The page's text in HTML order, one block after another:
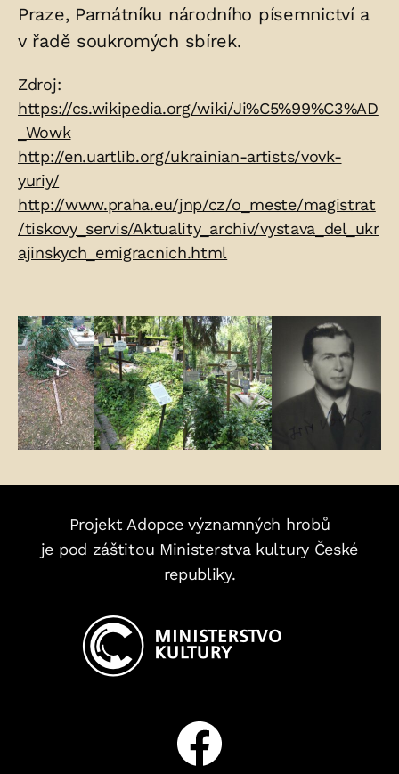
Praze, Památníku národního písemnictví a
v řadě soukromých sbírek.
Zdroje:
Zdroj:
https://cs.wikipedia.org/wiki/Ji%C5%99%C3%AD
_Wowk
http://en.uartlib.org/ukrainian-artists/vovk-
yuriy/
http://www.praha.eu/jnp/cz/o_meste/magistrat
/tiskovy_servis/Aktuality_archiv/vystava_del_ukr
ajinskych_emigracnich.html
Fotogalerie:
Projekt Adopce významných hrobů
je pod záštitou Ministerstva kultury České
republiky.
Facebook